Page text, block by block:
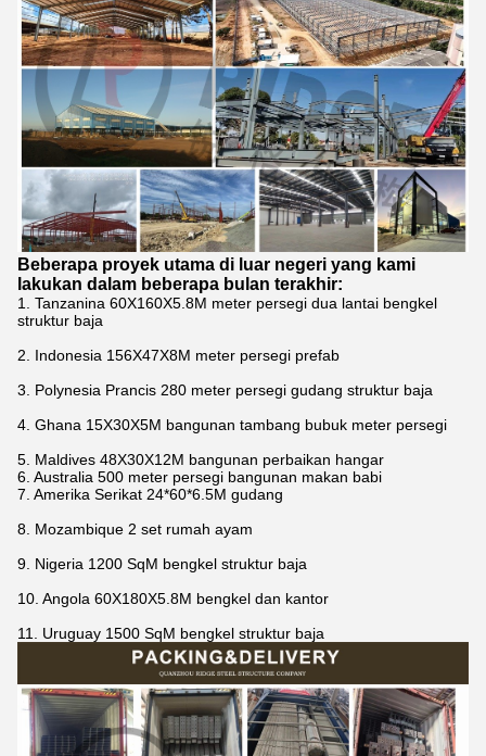
Beberapa proyek utama di luar negeri yang kami
lakukan dalam beberapa bulan terakhir:
1. Tanzanina 60X160X5.8M meter persegi dua lantai bengkel
struktur baja
2. Indonesia 156X47X8M meter persegi prefab
3. Polynesia Prancis 280 meter persegi gudang struktur baja
4. Ghana 15X30X5M bangunan tambang bubuk meter persegi
5. Maldives 48X30X12M bangunan perbaikan hangar
6. Australia 500 meter persegi bangunan makan babi
7. Amerika Serikat 24*60*6.5M gudang
8. Mozambique 2 set rumah ayam
9. Nigeria 1200 SqM bengkel struktur baja
10. Angola 60X180X5.8M bengkel dan kantor
11. Uruguay 1500 SqM bengkel struktur baja